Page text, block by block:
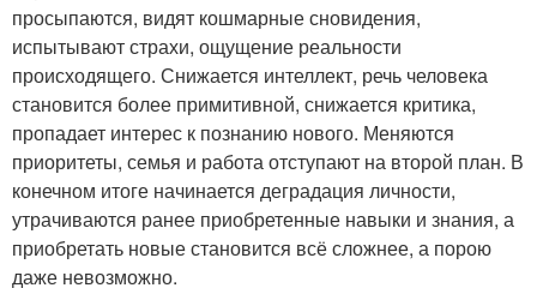
просыпаются, видят кошмарные сновидения,
испытывают страхи, ощущение реальности
происходящего. Снижается интеллект, речь человека
становится более примитивной, снижается критика,
пропадает интерес к познанию нового. Меняются
приоритеты, семья и работа отступают на второй план. В
конечном итоге начинается деградация личности,
утрачиваются ранее приобретенные навыки и знания, а
приобретать новые становится всё сложнее, а порою
даже невозможно.